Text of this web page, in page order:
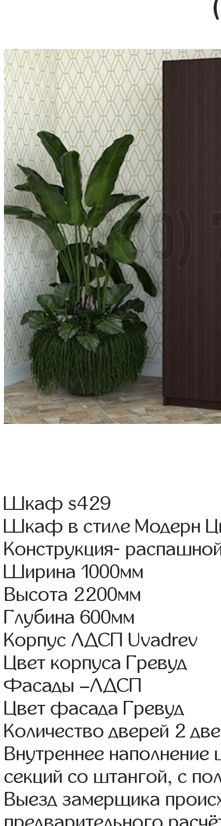
Шкаф s429
Шкаф в стиле Модерн
Конструкция-
Ширина 1000мм
Высота 2200мм
Глубина 600мм
Корпус ЛДСП Uvadrev
Цвет корпуса Гревуд
Фасады –ЛДСП
Цвет фасада Гревуд
Количество дверей 2
Внутреннее
секций со штангой, с
Выезд замерщика